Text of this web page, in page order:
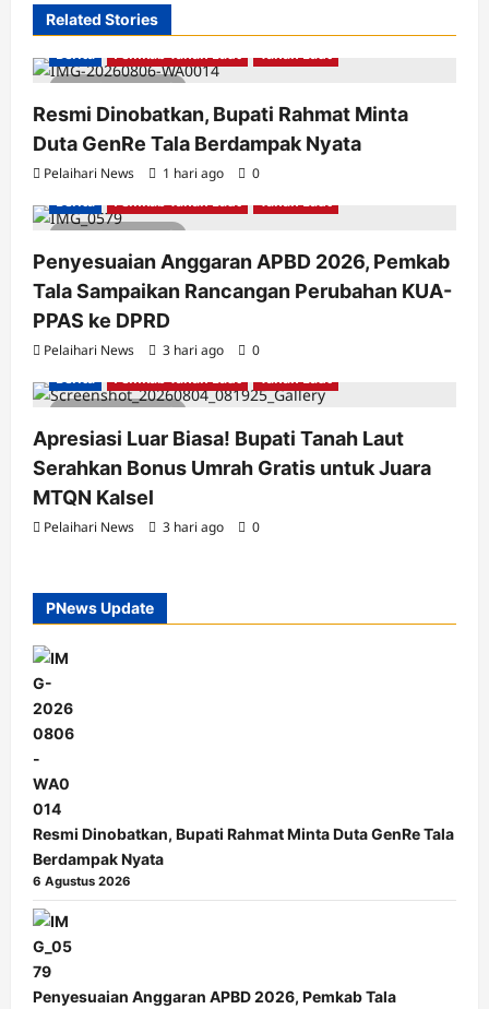
Related Stories
3 minutes read
Berita Pemkab Tanah Laut Tanah Laut
Resmi Dinobatkan, Bupati Rahmat Minta
Duta GenRe Tala Berdampak Nyata
Pelaihari News 1 hari ago 0
2 minutes read
Berita Pemkab Tanah Laut Tanah Laut
Penyesuaian Anggaran APBD 2026, Pemkab
Tala Sampaikan Rancangan Perubahan KUA-
PPAS ke DPRD
Pelaihari News 3 hari ago 0
2 minutes read
Berita Pemkab Tanah Laut Tanah Laut
Apresiasi Luar Biasa! Bupati Tanah Laut
Serahkan Bonus Umrah Gratis untuk Juara
MTQN Kalsel
Pelaihari News 3 hari ago 0
PNews Update
Resmi Dinobatkan, Bupati Rahmat Minta Duta GenRe Tala
Berdampak Nyata
6 Agustus 2026
Penyesuaian Anggaran APBD 2026, Pemkab Tala